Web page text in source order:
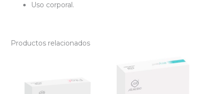
Uso corporal.
Productos relacionados